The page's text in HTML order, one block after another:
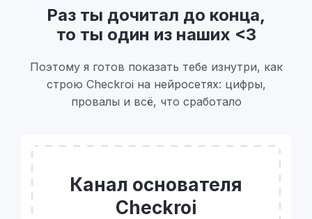
Раз ты дочитал до конца,
то ты один из наших <3
Поэтому я готов показать тебе изнутри, как
строю Checkroi на нейросетях: цифры,
провалы и всё, что сработало
Канал основателя
Checkroi